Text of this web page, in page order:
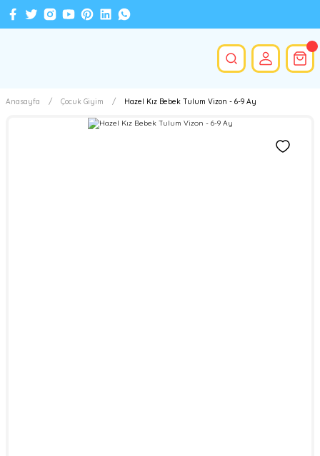
Anasayfa Çocuk Giyim Hazel Kız Bebek Tulum Vizon - 6-9 Ay